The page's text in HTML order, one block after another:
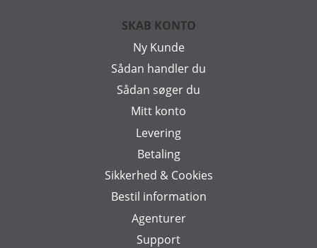
SKAB KONTO
Ny Kunde
Sådan handler du
Sådan søger du
Mitt konto
Levering
Betaling
Sikkerhed & Cookies
Bestil information
Agenturer
Support